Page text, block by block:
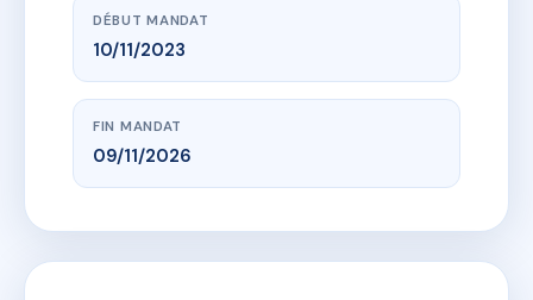
DÉBUT MANDAT
10/11/2023
FIN MANDAT
09/11/2026